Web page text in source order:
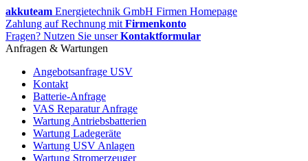
akkuteam Energietechnik GmbH Firmen Homepage
Zahlung auf Rechnung mit Firmenkonto
Fragen? Nutzen Sie unserKontaktformular
Anfragen & Wartungen
Angebotsanfrage USV
Kontakt
Batterie-Anfrage
VAS Reparatur Anfrage
Wartung Antriebsbatterien
Wartung Ladegeräte
Wartung USV Anlagen
Wartung Stromerzeuger